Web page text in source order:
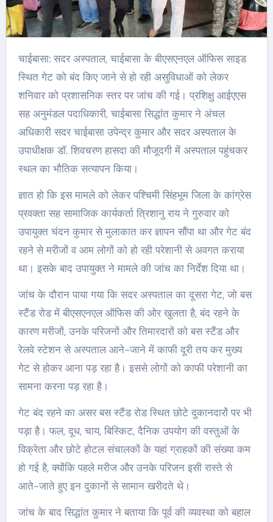
चाईबासा: सदर अस्पताल, चाईबासा के बीएसएनएल ऑफिस साइड
स्थित गेट को बंद किए जाने से हो रही असुविधाओं को लेकर
शनिवार को प्रशासनिक स्तर पर जांच की गई। प्रशिक्षु आईएएस
सह अनुमंडल पदाधिकारी, चाईबासा सिद्धांत कुमार ने अंचल
अधिकारी सदर चाईबासा उपेन्द्र कुमार और सदर अस्पताल के
उपाधीक्षक डॉ. शिवचरण हासदा की मौजूदगी में अस्पताल पहुंचकर
स्थल का भौतिक सत्यापन किया।
ज्ञात हो कि इस मामले को लेकर पश्चिमी सिंहभूम जिला के कांग्रेस
प्रवक्ता सह सामाजिक कार्यकर्ता त्रिशानु राय ने गुरुवार को
उपायुक्त चंदन कुमार से मुलाकात कर ज्ञापन सौंपा था और गेट बंद
रहने से मरीजों व आम लोगों को हो रही परेशानी से अवगत कराया
था। इसके बाद उपायुक्त ने मामले की जांच का निर्देश दिया था।
जांच के दौरान पाया गया कि सदर अस्पताल का दूसरा गेट, जो बस
स्टैंड रोड में बीएसएनएल ऑफिस की ओर खुलता है, बंद रहने के
कारण मरीजों, उनके परिजनों और तिमारदारों को बस स्टैंड और
रेलवे स्टेशन से अस्पताल आने-जाने में काफी दूरी तय कर मुख्य
गेट से होकर आना पड़ रहा है। इससे लोगों को काफी परेशानी का
सामना करना पड़ रहा है।
गेट बंद रहने का असर बस स्टैंड रोड स्थित छोटे दुकानदारों पर भी
पड़ा है। फल, दूध, चाय, बिस्किट, दैनिक उपयोग की वस्तुओं के
विक्रेता और छोटे होटल संचालकों के यहां ग्राहकों की संख्या कम
हो गई है, क्योंकि पहले मरीज और उनके परिजन इसी रास्ते से
आते-जाते हुए इन दुकानों से सामान खरीदते थे।
जांच के बाद सिद्धांत कुमार ने बताया कि पूर्व की व्यवस्था को बहाल